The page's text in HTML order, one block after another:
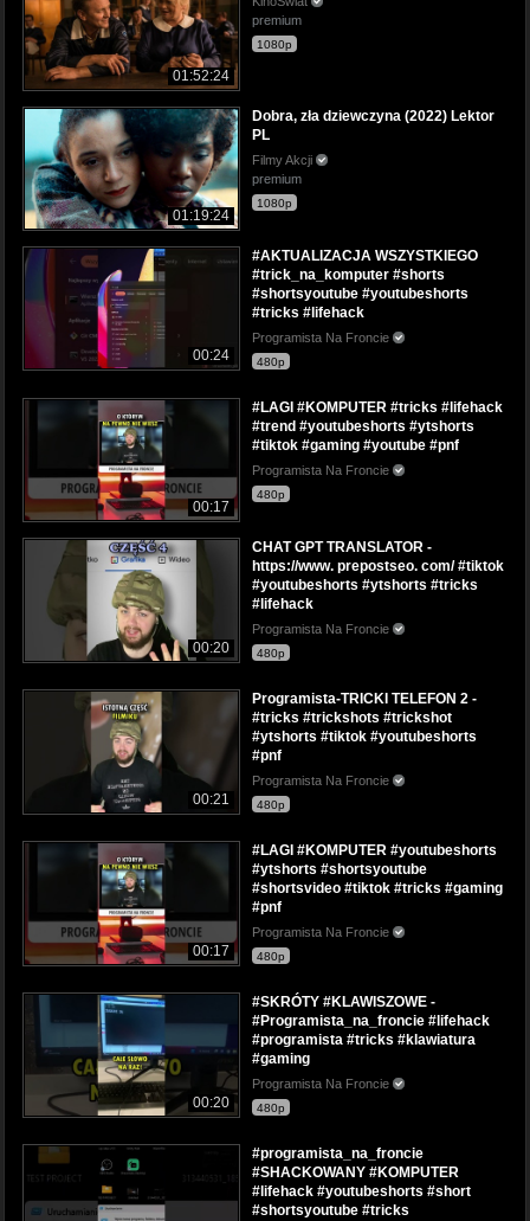
01:52:24
premium
1080p
01:19:24
Dobra, zła dziewczyna (2022) Lektor
PL
Filmy Akcji
premium
1080p
00:24
#AKTUALIZACJA WSZYSTKIEGO
#trick_na_komputer #shorts
#shortsyoutube #youtubeshorts
#tricks #lifehack
Programista Na Froncie
480p
00:17
#LAGI #KOMPUTER #tricks #lifehack
#trend #youtubeshorts #ytshorts
#tiktok #gaming #youtube #pnf
Programista Na Froncie
480p
00:20
CHAT GPT TRANSLATOR -
https://www. prepostseo. com/ #tiktok
#youtubeshorts #ytshorts #tricks
#lifehack
Programista Na Froncie
480p
00:21
Programista-TRICKI TELEFON 2 -
#tricks #trickshots #trickshot
#ytshorts #tiktok #youtubeshorts
#pnf
Programista Na Froncie
480p
00:17
#LAGI #KOMPUTER #youtubeshorts
#ytshorts #shortsyoutube
#shortsvideo #tiktok #tricks #gaming
#pnf
Programista Na Froncie
480p
00:20
#SKRÓTY #KLAWISZOWE -
#Programista_na_froncie #lifehack
#programista #tricks #klawiatura
#gaming
Programista Na Froncie
480p
#programista_na_froncie
#SHACKOWANY #KOMPUTER
#lifehack #youtubeshorts #short
#shortsyoutube #tricks